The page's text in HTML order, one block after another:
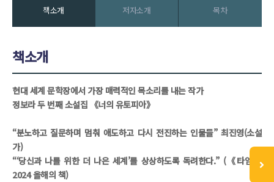
책소개 저자소개 목차
책소개
현대 세계 문학장에서 가장 매력적인 목소리를 내는 작가
정보라 두 번째 소설집 《너의 유토피아》
“분노하고 질문하며 멈춰 애도하고 다시 전진하는 인물들” 최진영(소설
가)
“‘당신과 나를 위한 더 나은 세계’를 상상하도록 독려한다.” (《타임》
2024 올해의 책)